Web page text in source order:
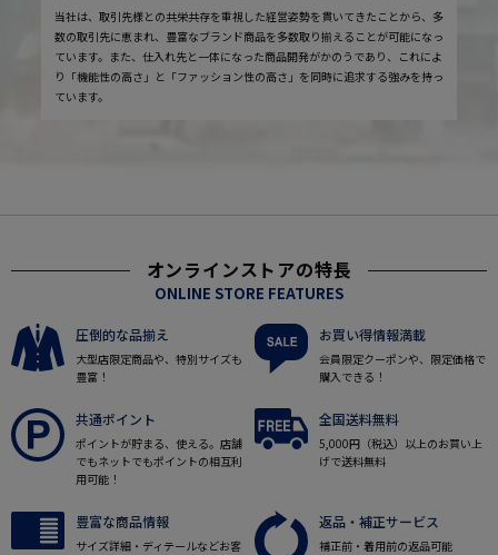
当社は、取引先様との共栄共存を重視した経営姿勢を貫いてきたことから、多
数の取引先に恵まれ、豊富なブランド商品を多数取り揃えることが可能になっ
ています。また、仕入れ先と一体になった商品開発がかのうであり、これによ
り「機能性の高さ」と「ファッション性の高さ」を同時に追求する強みを持っ
ています。
オンラインストアの特長
ONLINE STORE FEATURES
圧倒的な品揃え
大型店限定商品や、特別サイズも
豊富！
お買い得情報満載
会員限定クーポンや、限定価格で
購入できる！
共通ポイント
ポイントが貯まる、使える。店舗
でもネットでもポイントの相互利
用可能！
全国送料無料
5,000円（税込）以上のお買い上
げで送料無料
豊富な商品情報
サイズ詳細・ディテールなどお客
返品・補正サービス
補正前・着用前の返品可能